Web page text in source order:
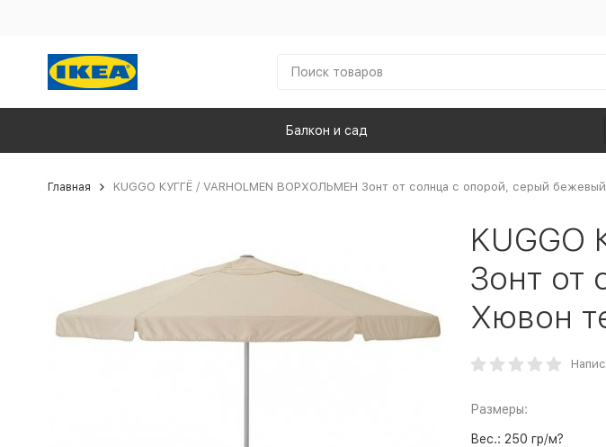
Балкон и сад
Главная KUGGO КУГГЁ / VARHOLMEN ВОРХОЛЬМЕН Зонт от солнца с опорой, серый
Зонт от
Хювон
Размеры:
Вес.: 250 гр/м?